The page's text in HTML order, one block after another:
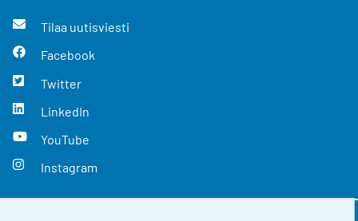
Tilaa uutisviesti
Facebook
Twitter
LinkedIn
YouTube
Instagram